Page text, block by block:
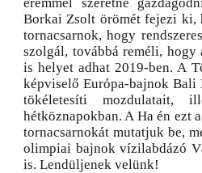
Borkai Zsolt örömét fejezi ki,
tornacsarnok, hogy
szolgál, továbbá reméli,
is helyet adhat 2019-ben. A
képviselő Európa-bajnok Bali
tökéletesíti
hétköznapokban. A Ha én ezt
tornacsarnokát mutatjuk be,
olimpiai bajnok vízilabdázó
is. Lendüljenek velünk!